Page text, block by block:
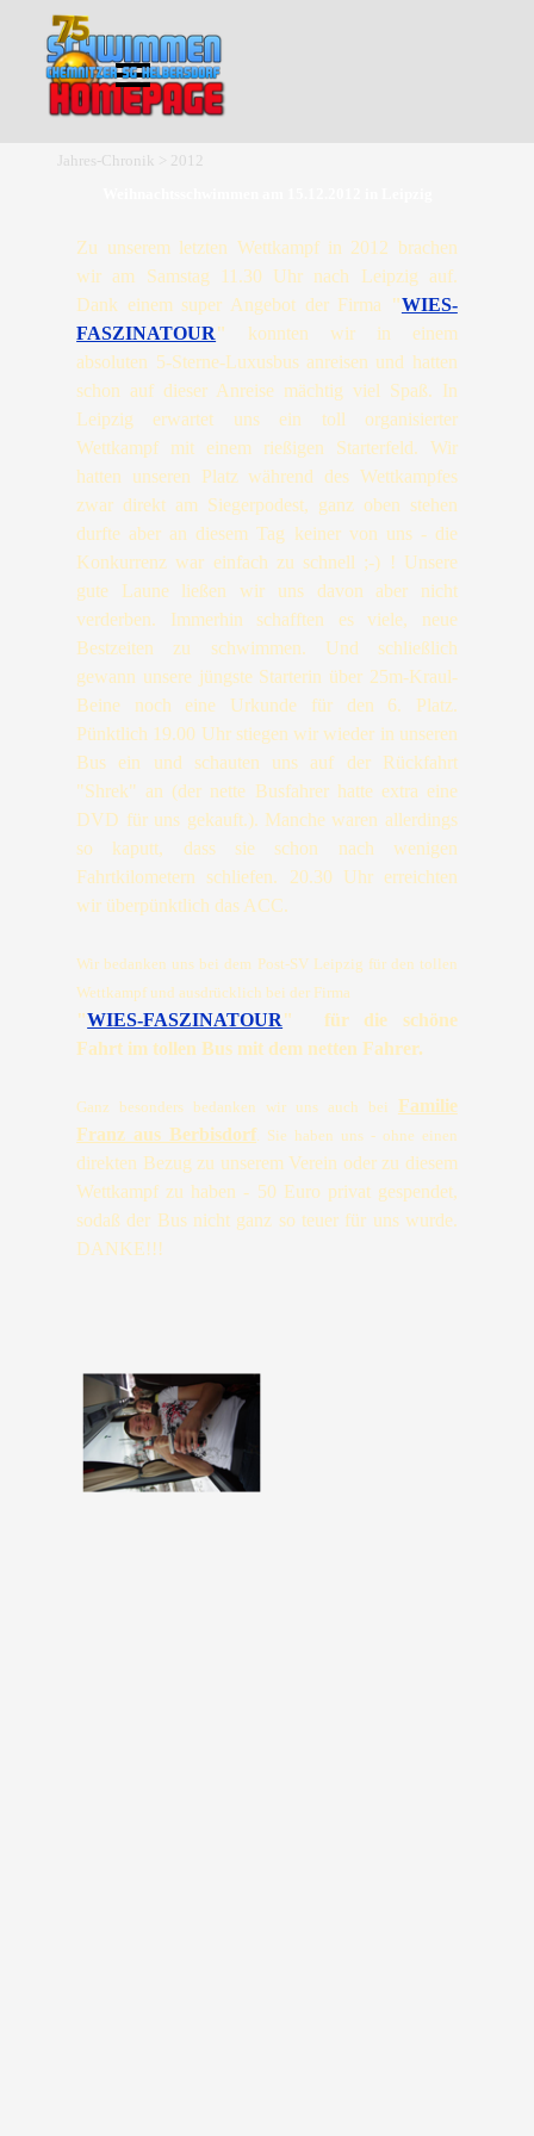
Menü überspringen
Jahres-Chronik > 2012
Zu unserem letzten Wettkampf in 2012 brachen
wir am Samstag 11.30 Uhr nach Leipzig auf.
Dank einem super Angebot der Firma "WIES-
FASZINATOUR" konnten wir in einem
absoluten 5-Sterne-Luxusbus anreisen und hatten
schon auf dieser Anreise mächtig viel Spaß. In
Leipzig erwartet uns ein toll organisierter
Wettkampf mit einem rießigen Starterfeld. Wir
hatten unseren Platz während des Wettkampfes
zwar direkt am Siegerpodest, ganz oben stehen
durfte aber an diesem Tag keiner von uns - die
Konkurrenz war einfach zu schnell ;-) ! Unsere
gute Laune ließen wir uns davon aber nicht
verderben. Immerhin schafften es viele, neue
Bestzeiten zu schwimmen. Und schließlich
gewann unsere jüngste Starterin über 25m-Kraul-
Beine noch eine Urkunde für den 6. Platz.
Pünktlich 19.00 Uhr stiegen wir wieder in unseren
Bus ein und schauten uns auf der Rückfahrt
"Shrek" an (der nette Busfahrer hatte extra eine
DVD für uns gekauft.). Manche waren allerdings
so kaputt, dass sie schon nach wenigen
Fahrtkilometern schliefen. 20.30 Uhr erreichten
wir überpünktlich das ACC.
Wir bedanken uns bei dem Post-SV Leipzig für den tollen
Wettkampf und ausdrücklich bei der Firma
"WIES-FASZINATOUR" für die schöne
Fahrt im tollen Bus mit dem netten Fahrer.
Ganz besonders bedanken wir uns auch bei Familie
Franz aus Berbisdorf. Sie haben uns - ohne einen
direkten Bezug zu unserem Verein oder zu diesem
Wettkampf zu haben - 50 Euro privat gespendet,
sodaß der Bus nicht ganz so teuer für uns wurde.
DANKE!!!